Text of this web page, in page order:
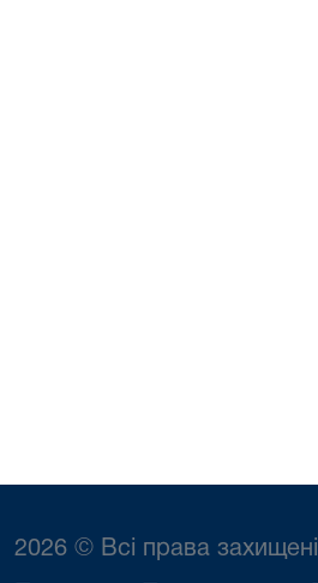
2026 © Всі права захищені